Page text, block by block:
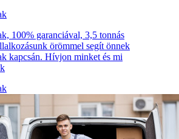
100% garanciával, 3,5 tonnás
örömmel segít önnek
kapcsán. Hívjon minket és mi